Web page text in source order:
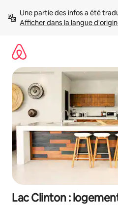
directement
Afficher dans la langue
Lac Clinton :